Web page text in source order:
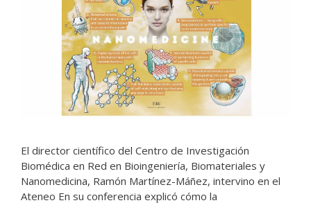
El director científico del Centro de Investigación
Biomédica en Red en Bioingeniería, Biomateriales y
Nanomedicina, Ramón Martínez-Máñez, intervino en el
Ateneo En su conferencia explicó cómo la